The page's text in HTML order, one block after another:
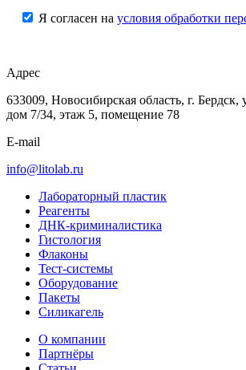
Я согласен на условия обработки
Адрес
633009, Новосибирская область, г. Бердск,
дом 7/34, этаж 5, помещение 78
E-mail
info@litolab.ru
Лабораторный пластик
Реагенты
ДНК-криминалистика
Гистология
Флаконы
Тест-системы
Оборудование
Пакеты
Силикагель
О компании
Партнёры